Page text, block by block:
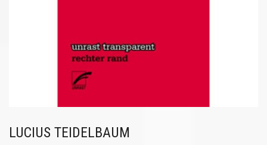
LUCIUS TEIDELBAUM